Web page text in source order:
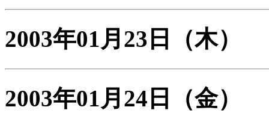
2003年01月23日 （木）
2003年01月24日 （金）